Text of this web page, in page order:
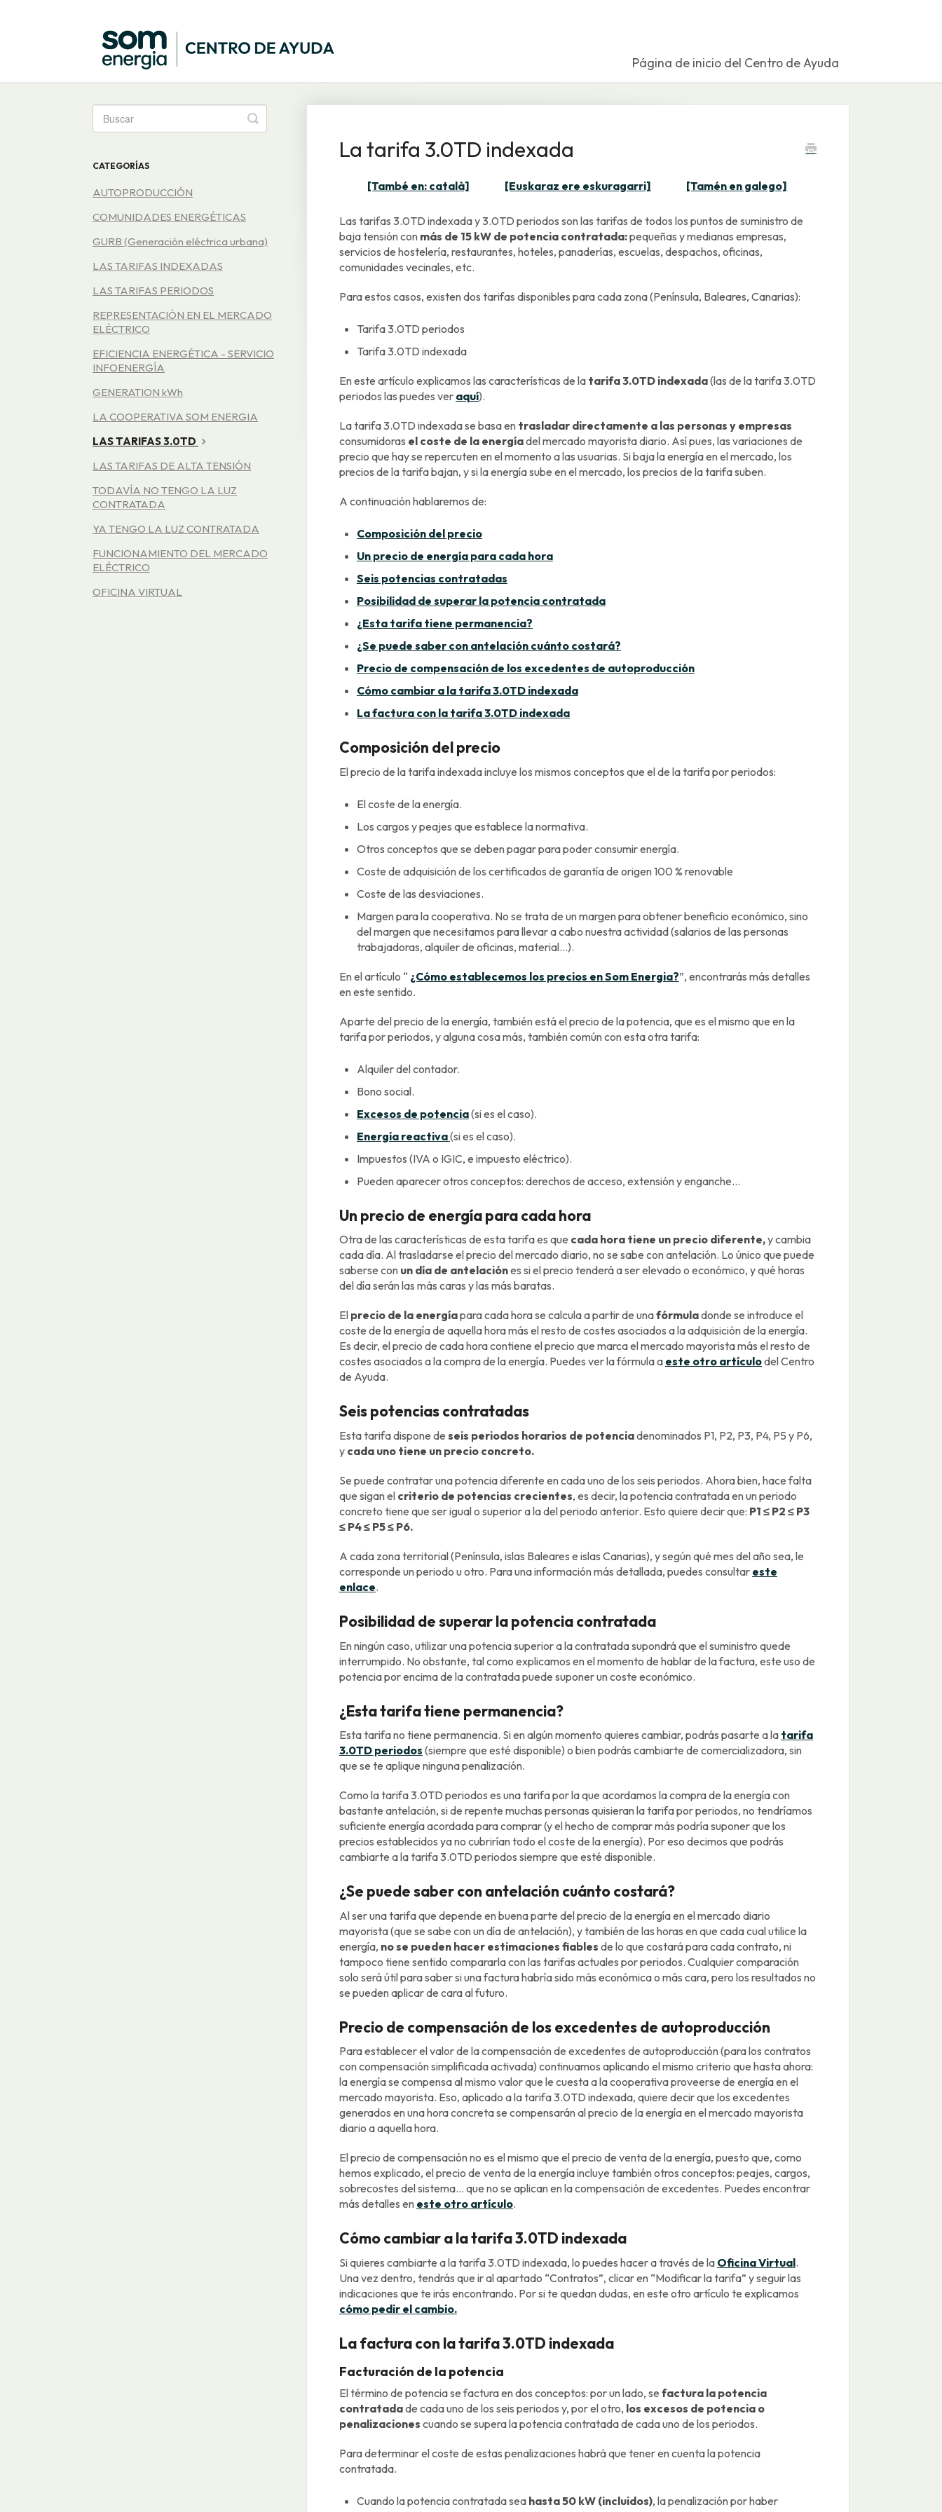
Página de inicio del Centro de Ayuda
La tarifa 3.0TD indexada
[També en: català] [Euskaraz ere eskuragarri] [Tamén en galego]
Las tarifas 3.0TD indexada y 3.0TD periodos son las tarifas de todos los puntos de suministro de
baja tensión con más de 15 kW de potencia contratada:pequeñas y medianas empresas,
servicios de hostelería, restaurantes, hoteles, panaderías, escuelas, despachos, oficinas,
comunidades vecinales, etc.
Para estos casos, existen dos tarifas disponibles para cada zona (Península, Baleares, Canarias):
Tarifa 3.0TD periodos
Tarifa 3.0TD indexada
En este artículo explicamos las características de la tarifa 3.0TD indexada(las de la tarifa 3.0TD
periodos las puedes ver aquí).
La tarifa 3.0TD indexada se basa en trasladar directamente a las personas y empresas
consumidoras el coste de la energíadel mercado mayorista diario. Así pues, las variaciones de
precio que hay se repercuten en el momento a las usuarias. Si baja la energía en el mercado, los
precios de la tarifa bajan, y si la energía sube en el mercado, los precios de la tarifa suben.
A continuación hablaremos de:
Composición del precio
Un precio de energía para cada hora
Seis potencias contratadas
Posibilidad de superar la potencia contratada
¿Esta tarifa tiene permanencia?
¿Se puede saber con antelación cuánto costará?
Precio de compensación de los excedentes de autoproducción
Cómo cambiar a la tarifa 3.0TD indexada
La factura con la tarifa 3.0TD indexada
Composición del precio
El precio de la tarifa indexada incluye los mismos conceptos que el de la tarifa por periodos:
El coste de la energía.
Los cargos y peajes que establece la normativa.
Otros conceptos que se deben pagar para poder consumir energía.
Coste de adquisición de los certificados de garantía de origen 100 % renovable
Coste de las desviaciones.
Margen para la cooperativa. No se trata de un margen para obtener beneficio económico, sino
del margen que necesitamos para llevar a cabo nuestra actividad (salarios de las personas
trabajadoras, alquiler de oficinas, material…).
En el artículo “ ¿Cómo establecemos los precios en Som Energia?”, encontrarás más detalles
en este sentido.
Aparte del precio de la energía, también está el precio de la potencia, que es el mismo que en la
tarifa por periodos, y alguna cosa más, también común con esta otra tarifa:
Alquiler del contador.
Bono social.
Excesos de potencia(si es el caso).
Energía reactiva(si es el caso).
Impuestos (IVA o IGIC, e impuesto eléctrico).
Pueden aparecer otros conceptos: derechos de acceso, extensión y enganche...
Un precio de energía para cada hora
Otra de las características de esta tarifa es que cada hora tiene un precio diferente,y cambia
cada día. Al trasladarse el precio del mercado diario, no se sabe con antelación. Lo único que puede
saberse con un día de antelaciónes si el precio tenderá a ser elevado o económico, y qué horas
del día serán las más caras y las más baratas.
El precio de la energíapara cada hora se calcula a partir de unafórmuladonde se introduce el
coste de la energía de aquella hora más el resto de costes asociados a la adquisición de la energía.
Es decir, el precio de cada hora contiene el precio que marca el mercado mayorista más el resto de
costes asociados a la compra de la energía. Puedes ver la fórmula a este otro artículodel Centro
de Ayuda.
Seis potencias contratadas
Esta tarifa dispone de seis periodos horarios de potenciadenominados P1, P2, P3, P4, P5 y P6,
y cada uno tiene un precio concreto.
Se puede contratar una potencia diferente en cada uno de los seis periodos. Ahora bien, hace falta
que sigan el criterio de potencias crecientes, es decir, la potencia contratada en un periodo
concreto tiene que ser igual o superior a la del periodo anterior. Esto quiere decir que: P1 ≤ P2 ≤ P3
≤ P4 ≤ P5 ≤ P6.
A cada zona territorial (Península, islas Baleares e islas Canarias), y según qué mes del año sea, le
corresponde un periodo u otro. Para una información más detallada, puedes consultar este
enlace.
Posibilidad de superar la potencia contratada
En ningún caso, utilizar una potencia superior a la contratada supondrá que el suministro quede
interrumpido. No obstante, tal como explicamos en el momento de hablar de la factura, este uso de
potencia por encima de la contratada puede suponer un coste económico.
¿Esta tarifa tiene permanencia?
Esta tarifa no tiene permanencia. Si en algún momento quieres cambiar, podrás pasarte a la tarifa
3.0TD periodos (siempre que esté disponible) o bien podrás cambiarte de comercializadora, sin
que se te aplique ninguna penalización.
Como la tarifa 3.0TD periodos es una tarifa por la que acordamos la compra de la energía con
bastante antelación, si de repente muchas personas quisieran la tarifa por periodos, no tendríamos
suficiente energía acordada para comprar (y el hecho de comprar más podría suponer que los
precios establecidos ya no cubrirían todo el coste de la energía). Por eso decimos que podrás
cambiarte a la tarifa 3.0TD periodos siempre que esté disponible.
¿Se puede saber con antelación cuánto costará?
Al ser una tarifa que depende en buena parte del precio de la energía en el mercado diario
mayorista (que se sabe con un día de antelación), y también de las horas en que cada cual utilice la
energía, no se pueden hacer estimaciones fiables de lo que costará para cada contrato, ni
tampoco tiene sentido compararla con las tarifas actuales por periodos. Cualquier comparación
solo será útil para saber si una factura habría sido más económica o más cara, pero los resultados no
se pueden aplicar de cara al futuro.
Precio de compensación de los excedentes de autoproducción
Para establecer el valor de la compensación de excedentes de autoproducción (para los contratos
con compensación simplificada activada) continuamos aplicando el mismo criterio que hasta ahora:
la energía se compensa al mismo valor que le cuesta a la cooperativa proveerse de energía en el
mercado mayorista. Eso, aplicado a la tarifa 3.0TD indexada, quiere decir que los excedentes
generados en una hora concreta se compensarán al precio de la energía en el mercado mayorista
diario a aquella hora.
El precio de compensación no es el mismo que el precio de venta de la energía, puesto que, como
hemos explicado, el precio de venta de la energía incluye también otros conceptos: peajes, cargos,
sobrecostes del sistema… que no se aplican en la compensación de excedentes. Puedes encontrar
más detalles en este otro artículo.
Cómo cambiar a la tarifa 3.0TD indexada
Si quieres cambiarte a la tarifa 3.0TD indexada, lo puedes hacer a través de la Oficina Virtual.
Una vez dentro, tendrás que ir al apartado “Contratos”, clicar en “Modificar la tarifa” y seguir las
indicaciones que te irás encontrando. Por si te quedan dudas, en este otro artículo te explicamos
cómo pedir el cambio.
La factura con la tarifa 3.0TD indexada
Facturación de la potencia
El término de potencia se factura en dos conceptos: por un lado, se factura la potencia
contratadade cada uno de los seis periodos y, por el otro, los excesos de potencia o
penalizaciones cuando se supera la potencia contratada de cada uno de los periodos.
Para determinar el coste de estas penalizaciones habrá que tener en cuenta la potencia
contratada.
Cuando la potencia contratada sea hasta 50 kW (incluidos), la penalización por haber
Toggle
Search
CATEGORÍAS
AUTOPRODUCCIÓN
COMUNIDADES ENERGÉTICAS
GURB (Generación eléctrica urbana)
LAS TARIFAS INDEXADAS
LAS TARIFAS PERIODOS
REPRESENTACIÓN EN EL MERCADO
ELÉCTRICO
EFICIENCIA ENERGÉTICA - SERVICIO
INFOENERGÍA
GENERATION kWh
LA COOPERATIVA SOM ENERGIA
LAS TARIFAS 3.0TD
LAS TARIFAS DE ALTA TENSIÓN
TODAVÍA NO TENGO LA LUZ
CONTRATADA
YA TENGO LA LUZ CONTRATADA
FUNCIONAMIENTO DEL MERCADO
ELÉCTRICO
OFICINA VIRTUAL